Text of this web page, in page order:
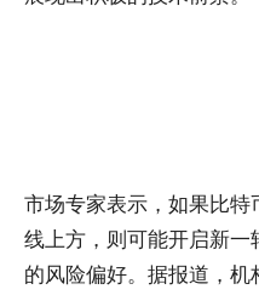
市场专家表示，如果比
线上方，则可能开启新
的风险偏好。据报道，